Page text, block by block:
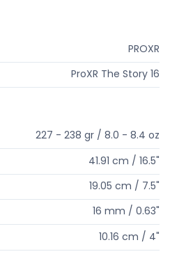
PROXR
ProXR The Story 16
227 - 238 gr / 8.0 - 8.4 oz
41.91 cm / 16.5"
19.05 cm / 7.5"
16 mm / 0.63"
10.16 cm / 4"